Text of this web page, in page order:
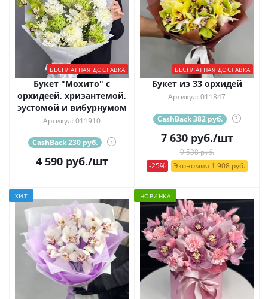
БЕСПЛАТНАЯ ДОСТАВКА
Букет "Мохито" с
орхидеей, хризантемой,
эустомой и вибурнумом
Артикул: 011910
CashBack 230 руб. ?
4 590руб./шт
БЕСПЛАТНАЯ ДОСТАВКА
Букет из 33 орхидей
Артикул: 011847
CashBack 382 руб. ?
7 630руб./шт
9 538 руб.
-25%
Экономия 1 908 руб.
ХИТ НОВИНКА